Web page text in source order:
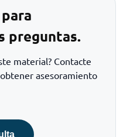
preguntas.
material? Contacte
asesoramiento